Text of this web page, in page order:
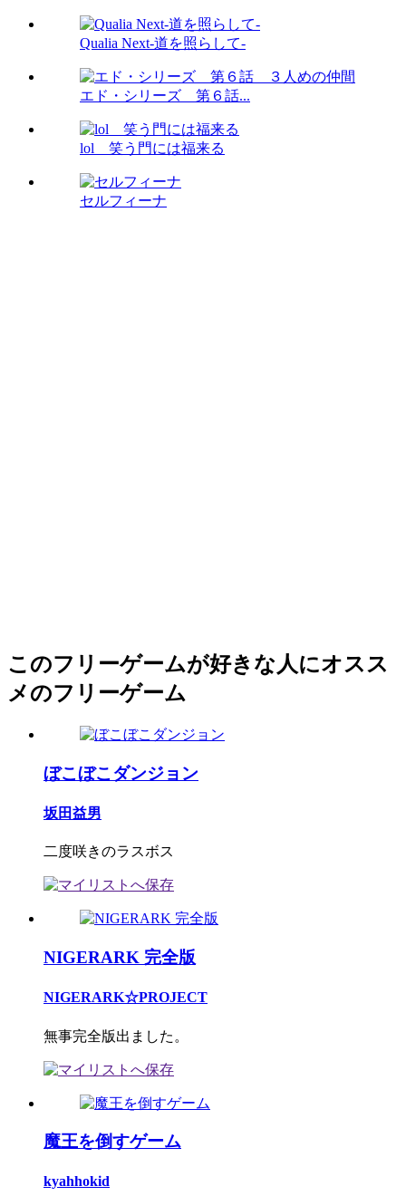
Qualia Next-道を照らして-
エド・シリーズ 第６話...
lol 笑う門には福来る
セルフィーナ
このフリーゲームが好きな人にオスス
メのフリーゲーム
ぼこぼこダンジョン
坂田益男
二度咲きのラスボス
NIGERARK 完全版
NIGERARK☆PROJECT
無事完全版出ました。
魔王を倒すゲーム
kyahhokid